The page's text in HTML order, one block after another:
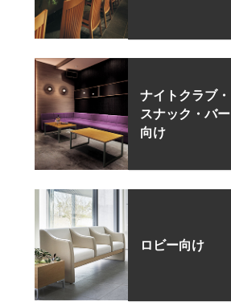
ナイトクラブ・
スナック・バー
向け
ロビー向け